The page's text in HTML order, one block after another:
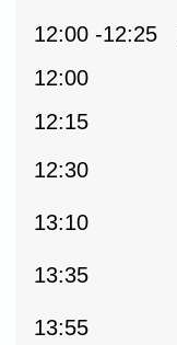
12:00 -12:25
12:00
12:15
12:30
13:10
13:35
13:55